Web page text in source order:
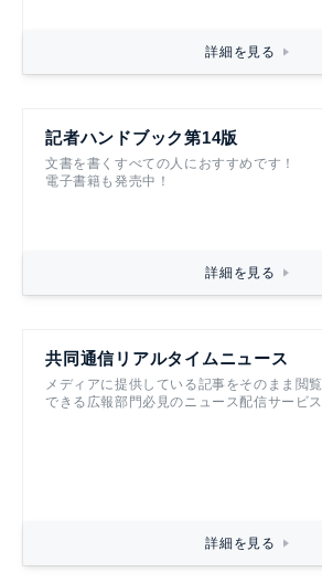
詳細を見る
記者ハンドブック第14版
文書を書くすべての人におすすめです！
電子書籍も発売中！
詳細を見る
共同通信リアルタイムニュース
メディアに提供している記事をそのまま閲覧
できる広報部門必見のニュース配信サービス
詳細を見る